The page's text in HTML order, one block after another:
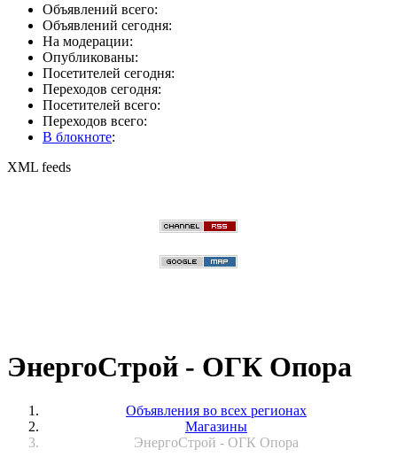
Объявлений всего:
Объявлений сегодня:
На модерации:
Опубликованы:
Посетителей сегодня:
Переходов сегодня:
Посетителей всего:
Переходов всего:
В блокноте:
XML feeds
ЭнергоСтрой - ОГК Опора
Объявления во всех регионах
Магазины
ЭнергоСтрой - ОГК Опора